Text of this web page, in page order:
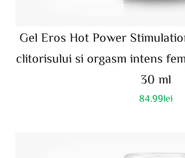
Gel Eros Hot Power
clitorisului si orgasm intens
30 ml
84.99lei